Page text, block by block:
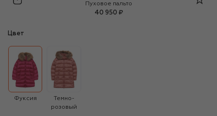
Bomboogie
Пуховое пальто
40 950 ₽
Цвет
Фуксия
Темно-
розовый